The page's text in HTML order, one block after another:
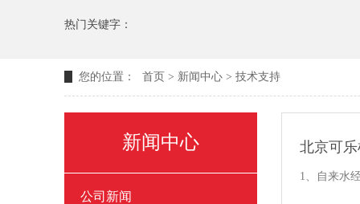
热门关键字：
您的位置： 首页 > 新闻中心 > 技术支持
新闻中心
公司新闻
北京可
1、自来水